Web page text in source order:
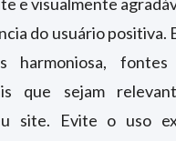
do usuário positiva.
harmoniosa,
que sejam
site. Evite o uso